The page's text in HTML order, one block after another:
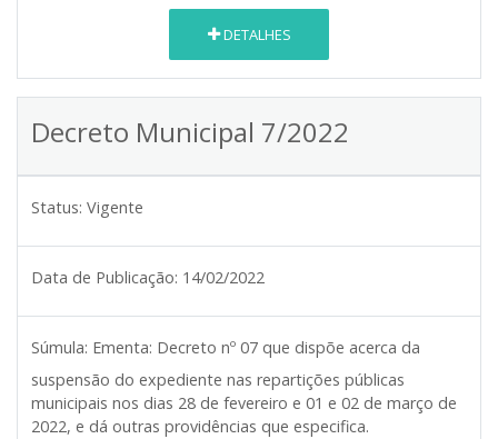
DETALHES
Decreto Municipal 7/2022
Status: Vigente
Data de Publicação: 14/02/2022
Súmula: Ementa: Decreto nº 07 que dispõe acerca da
suspensão do expediente nas repartições públicas
municipais nos dias 28 de fevereiro e 01 e 02 de março de
2022, e dá outras providências que especifica.